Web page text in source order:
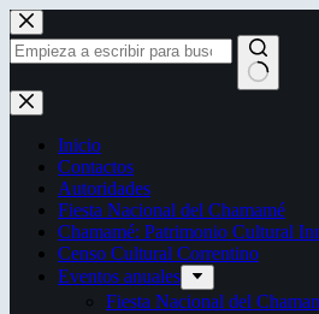
Saltar
al
contenido
Sin
resultados
Inicio
Contactos
Autoridades
Fiesta Nacional del Chamamé
Chamamé: Patrimonio Cultural
Censo Cultural Correntino
Eventos anuales
Fiesta Nacional del